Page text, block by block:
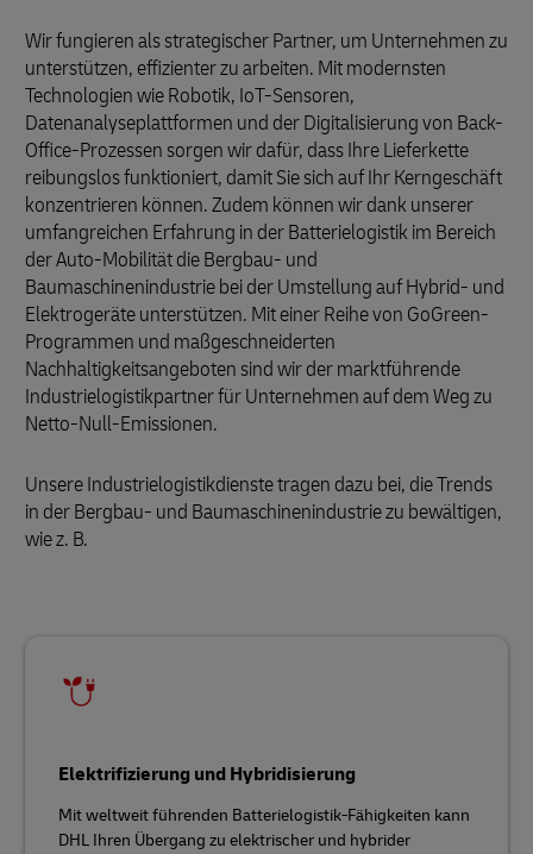
Wir fungieren als strategischer Partner, um Unternehmen zu
unterstützen, effizienter zu arbeiten. Mit modernsten
Technologien wie Robotik, IoT-Sensoren,
Datenanalyseplattformen und der Digitalisierung von Back-
Office-Prozessen sorgen wir dafür, dass Ihre Lieferkette
reibungslos funktioniert, damit Sie sich auf Ihr Kerngeschäft
konzentrieren können. Zudem können wir dank unserer
umfangreichen Erfahrung in der Batterielogistik im Bereich
der Auto-Mobilität die Bergbau- und
Baumaschinenindustrie bei der Umstellung auf Hybrid- und
Elektrogeräte unterstützen. Mit einer Reihe von GoGreen-
Programmen und maßgeschneiderten
Nachhaltigkeitsangeboten sind wir der marktführende
Industrielogistikpartner für Unternehmen auf dem Weg zu
Netto-Null-Emissionen.
Unsere Industrielogistikdienste tragen dazu bei, die Trends
in der Bergbau- und Baumaschinenindustrie zu bewältigen,
wie z. B.
Elektrifizierung und Hybridisierung
Mit weltweit führenden Batterielogistik-Fähigkeiten kann
DHL Ihren Übergang zu elektrischer und hybrider